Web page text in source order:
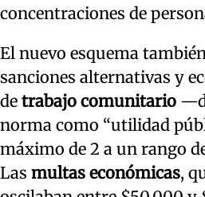
concentraciones de
El nuevo esquema
sanciones alternativas y
de trabajo comunitario
norma como “utilidad
máximo de 2 a un rango
Las multas económicas,